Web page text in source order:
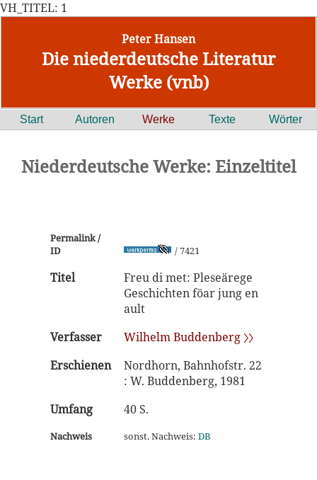
VH_TITEL: 1
Peter Hansen
Die niederdeutsche Literatur
Werke (vnb)
Start Autoren Werke Texte Wörter
Niederdeutsche Werke: Einzeltitel
Permalink /
ID
/ 7421
Titel
Freu di met: Pleseärege
Geschichten föar jung en
ault
Verfasser
Wilhelm Buddenberg 〉〉
Erschienen
Nordhorn, Bahnhofstr. 22
: W. Buddenberg, 1981
Umfang
40 S.
Nachweis sonst. Nachweis: DB